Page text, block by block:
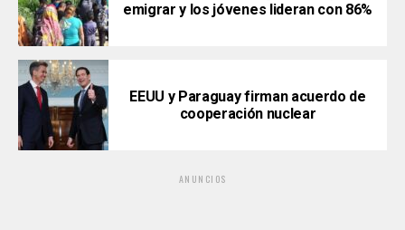
emigrar y los jóvenes lideran con 86%
EEUU y Paraguay firman acuerdo de
cooperación nuclear
ANUNCIOS